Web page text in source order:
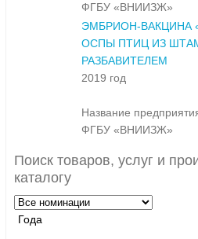
ФГБУ «ВНИИЗЖ»
ЭМБРИОН-ВАКЦИНА
ОСПЫ ПТИЦ ИЗ
РАЗБАВИТЕЛЕМ
2019 год
Название
ФГБУ «ВНИИЗЖ»
Поиск товаров, услуг и
каталогу
Года